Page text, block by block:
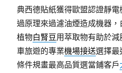
典西德貼紙獲得歐盟認證靜
過原理來過濾油煙造成機器
植物白腎豆用萃取物有助於
車旅遊的專業機場接送選擇最
條件規畫最高品質選當鋪客戶